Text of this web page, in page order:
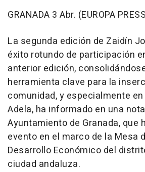
GRANADA 3 Abr. (EUROPA
La segunda edición de Zaidín
éxito rotundo de participación
anterior edición,
herramienta clave para la
comunidad, y especialmente
Adela, ha informado en una
Ayuntamiento de Granada, que
evento en el marco de la Mesa
Desarrollo Económico del
ciudad andaluza.